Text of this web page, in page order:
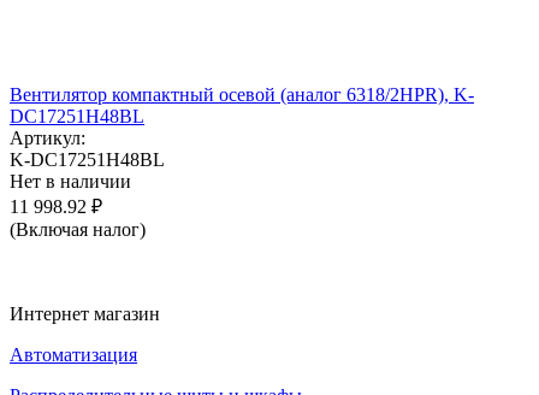
Вентилятор компактный осевой (аналог 6318/2HPR), K-
DC17251H48BL
Артикул:
K-DC17251H48BL
Нет в наличии
11 998.92 ₽
(Включая налог)
Интернет магазин
Автоматизация